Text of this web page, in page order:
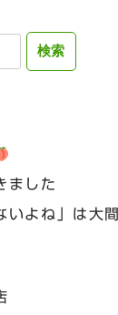
ました
いよね」は大間